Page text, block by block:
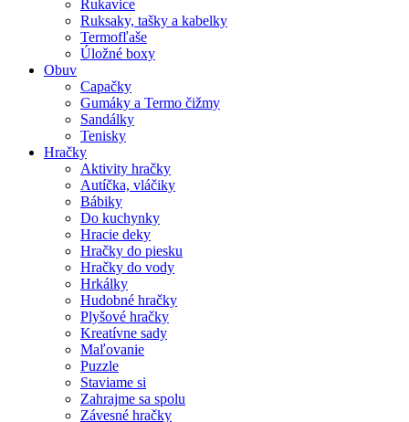
Rukavice
Ruksaky, tašky a kabelky
Termofľaše
Úložné boxy
Obuv
Capačky
Gumáky a Termo čižmy
Sandálky
Tenisky
Hračky
Aktivity hračky
Autíčka, vláčiky
Bábiky
Do kuchynky
Hracie deky
Hračky do piesku
Hračky do vody
Hrkálky
Hudobné hračky
Plyšové hračky
Kreatívne sady
Maľovanie
Puzzle
Staviame si
Zahrajme sa spolu
Závesné hračky